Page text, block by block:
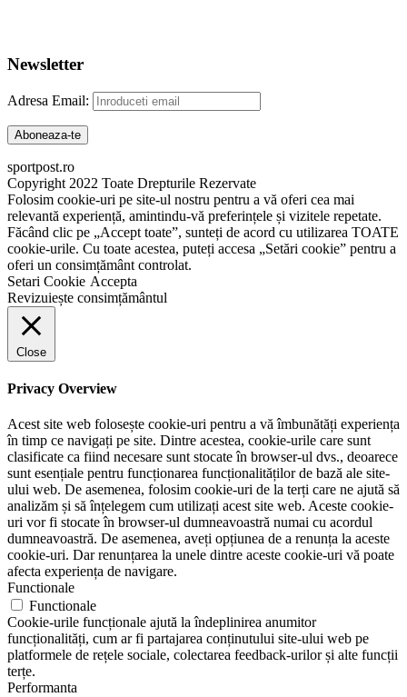
Newsletter
Adresa Email:
sportpost.ro
Copyright 2022 Toate Drepturile Rezervate
Folosim cookie-uri pe site-ul nostru pentru a vă oferi cea mai
relevantă experiență, amintindu-vă preferințele și vizitele repetate.
Făcând clic pe „Accept toate”, sunteți de acord cu utilizarea TOATE
cookie-urile. Cu toate acestea, puteți accesa „Setări cookie” pentru a
oferi un consimțământ controlat.
Setari Cookie Accepta
Revizuiește consimțământul
Close
Privacy Overview
Acest site web folosește cookie-uri pentru a vă îmbunătăți experiența
în timp ce navigați pe site. Dintre acestea, cookie-urile care sunt
clasificate ca fiind necesare sunt stocate în browser-ul dvs., deoarece
sunt esențiale pentru funcționarea funcționalităților de bază ale site-
ului web. De asemenea, folosim cookie-uri de la terți care ne ajută să
analizăm și să înțelegem cum utilizați acest site web. Aceste cookie-
uri vor fi stocate în browser-ul dumneavoastră numai cu acordul
dumneavoastră. De asemenea, aveți opțiunea de a renunța la aceste
cookie-uri. Dar renunțarea la unele dintre aceste cookie-uri vă poate
afecta experiența de navigare.
Functionale
Functionale
Cookie-urile funcționale ajută la îndeplinirea anumitor
funcționalități, cum ar fi partajarea conținutului site-ului web pe
platformele de rețele sociale, colectarea feedback-urilor și alte funcții
terțe.
Performanta